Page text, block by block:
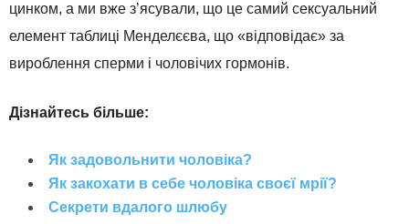
цинком, а ми вже з’ясували, що це самий сексуальний
елемент таблиці Менделєєва, що «відповідає» за
вироблення сперми і чоловічих гормонів.
Дізнайтесь більше:
Як задовольнити чоловіка?
Як закохати в себе чоловіка своєї мрії?
Секрети вдалого шлюбу